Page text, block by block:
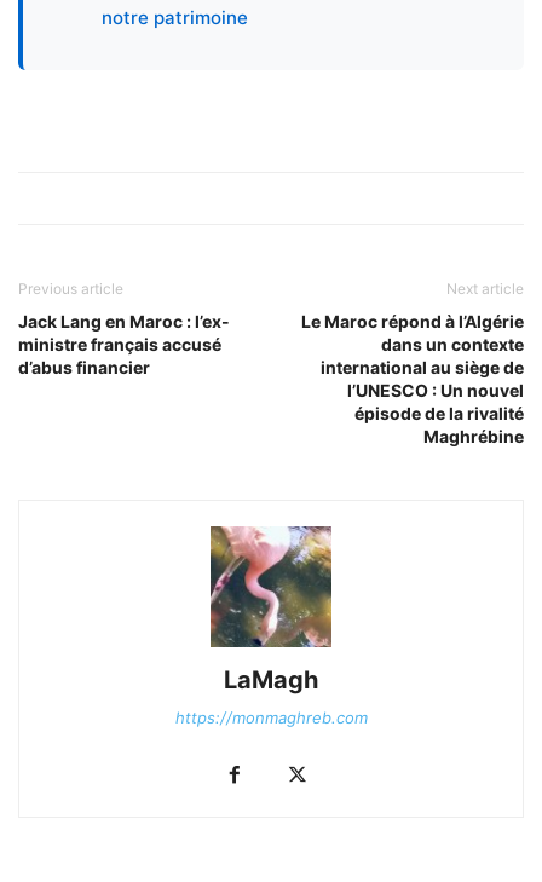
notre patrimoine
Previous article
Jack Lang en Maroc : l’ex-
ministre français accusé
d’abus financier
Next article
Le Maroc répond à l’Algérie
dans un contexte
international au siège de
l’UNESCO : Un nouvel
épisode de la rivalité
Maghrébine
LaMagh
https://monmaghreb.com